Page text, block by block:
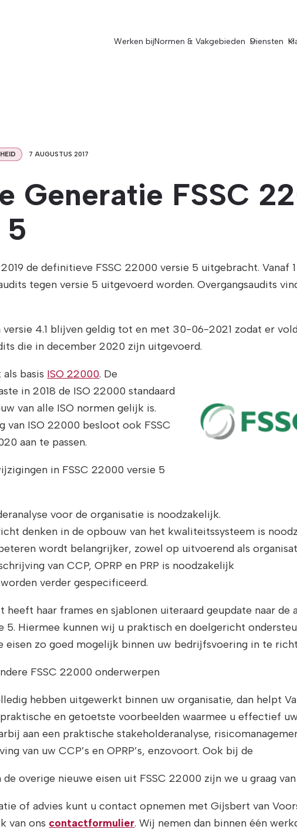
Werken bijNormen & Vakgebieden Diensten
7 AUGUSTUS 2017
Generatie FSSC
5
de definitieve FSSC 22000 versie 5 uitgebracht. Vanaf
tegen versie 5 uitgevoerd worden. Overgangsaudits
4.1 blijven geldig tot en met 30-06-2021 zodat er
die in december 2020 zijn uitgevoerd.
basis ISO 22000. De
in 2018 de ISO 22000 standaard
van alle ISO normen gelijk is.
van ISO 22000 besloot ook FSSC
aan te passen.
in FSSC 22000 versie 5
voor de organisatie is noodzakelijk.
denken in de opbouw van het kwaliteitssysteem is
wordt belangrijker, zowel op uitvoerend als
van CCP, OPRP en PRP is noodzakelijk
verder gespecificeerd.
heeft haar frames en sjablonen uiteraard geupdate naar de
5. Hiermee kunnen wij u praktisch en doelgericht
eisen zo goed mogelijk binnen uw bedrijfsvoering in te
FSSC 22000 onderwerpen
hebben uitgewerkt binnen uw organisatie, dan helpt
en getoetste voorbeelden waarmee u effectief
aan een praktische stakeholderanalyse,
van uw CCP’s en OPRP’s, enzovoort. Ook bij de
overige nieuwe eisen uit FSSC 22000 zijn we u graag
of advies kunt u contact opnemen met Gijsbert van
van ons contactformulier. Wij nemen dan binnen één